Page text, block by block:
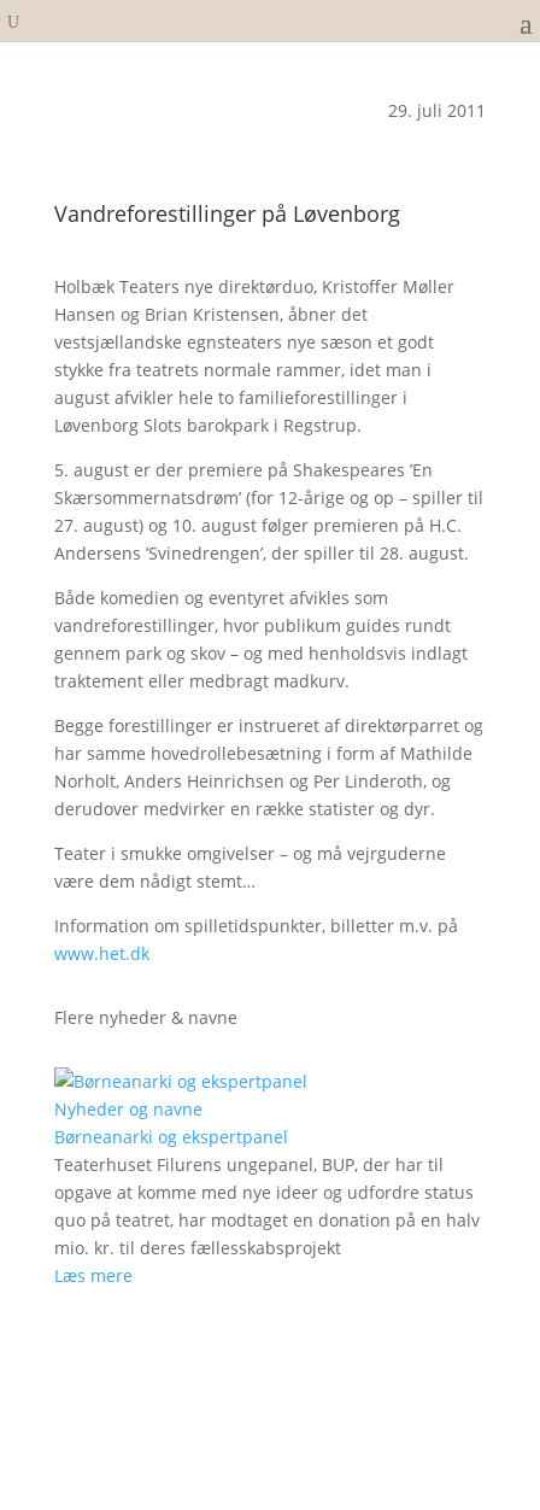
29. juli 2011
Vandreforestillinger på Løvenborg
Holbæk Teaters nye direktørduo, Kristoffer Møller
Hansen og Brian Kristensen, åbner det
vestsjællandske egnsteaters nye sæson et godt
stykke fra teatrets normale rammer, idet man i
august afvikler hele to familieforestillinger i
Løvenborg Slots barokpark i Regstrup.
5. august er der premiere på Shakespeares ’En
Skærsommernatsdrøm’ (for 12-årige og op – spiller til
27. august) og 10. august følger premieren på H.C.
Andersens ’Svinedrengen’, der spiller til 28. august.
Både komedien og eventyret afvikles som
vandreforestillinger, hvor publikum guides rundt
gennem park og skov – og med henholdsvis indlagt
traktement eller medbragt madkurv.
Begge forestillinger er instrueret af direktørparret og
har samme hovedrollebesætning i form af Mathilde
Norholt, Anders Heinrichsen og Per Linderoth, og
derudover medvirker en række statister og dyr.
Teater i smukke omgivelser – og må vejrguderne
være dem nådigt stemt…
Information om spilletidspunkter, billetter m.v. på
www.het.dk
Flere nyheder & navne
Nyheder og navne
Børneanarki og ekspertpanel
Teaterhuset Filurens ungepanel, BUP, der har til
opgave at komme med nye ideer og udfordre status
quo på teatret, har modtaget en donation på en halv
mio. kr. til deres fællesskabsprojekt
Læs mere